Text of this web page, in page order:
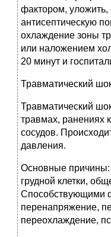
фактором,
антисептическую
охлаждение зоны
или наложением
20 минут и
Травматический
Травматический
травмах, ранениях
сосудов.
давления.
Основные
грудной клетки,
Способствующими
перенапряжение,
переохлаждение,